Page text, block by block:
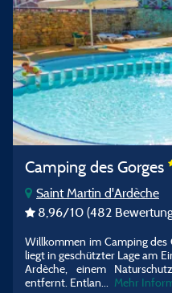
Camping des Gorges
Saint Martin d'Ardèche
8,96/10 (482
Willkommen im Camping des
liegt in geschützter Lage am
Ardèche, einem
entfernt. Entlan...
Mehr